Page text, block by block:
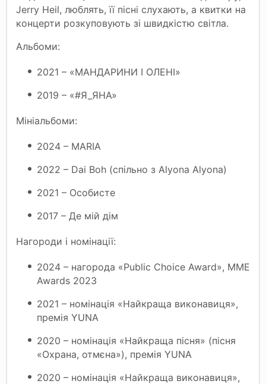
Jerry Heil, люблять, її пісні слухають, а квитки на
концерти розкуповують зі швидкістю світла.
Альбоми:
2021 – «МАНДАРИНИ І ОЛЕНІ»
2019 – «#Я_ЯНА»
Мініальбоми:
2024 – MARIA
2022 – Dai Boh (спільно з Alyona Alyona)
2021 – Особисте
2017 – Де мій дім
Нагороди і номінації:
2024 – нагорода «Public Choice Award», MME
Awards 2023
2021 – номінація «Найкраща виконавиця»,
премія YUNA
2020 – номінація «Найкраща пісня» (пісня
«Охрана, отмєна»), премія YUNA
2020 – номінація «Найкраща виконавиця»,